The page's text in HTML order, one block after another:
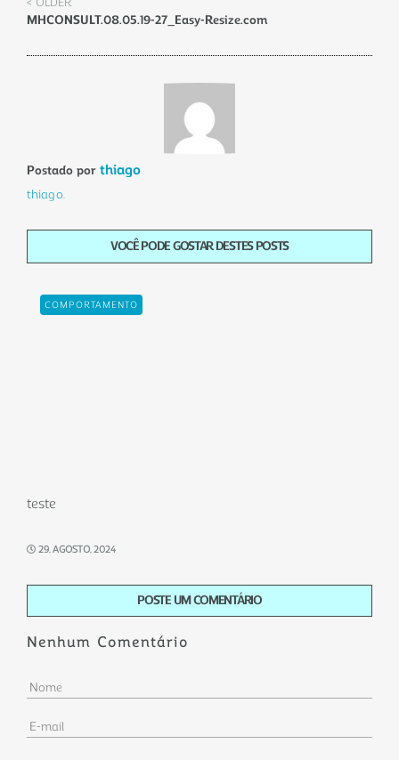
MHCONSULT.08.05.19-27_Easy-Resize.com
Postado por thiago
thiago.
VOCÊ PODE GOSTAR DESTES POSTS
COMPORTAMENTO
teste
29, AGOSTO, 2024
POSTE UM COMENTÁRIO
Nenhum Comentário